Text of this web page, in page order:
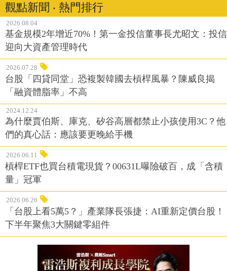
觀點新聞 ‧ 熱門排行
2026.08.04
基金規模2年增近70%！第一金投信董事長尤昭文：投信
迎向大資產管理時代
2026.07.28
台股「四貸同堂」恐複製韓國去槓桿風暴？陳威良揭
「融資體脂率」不高
2024.12.24
為什麼賈伯斯、庫克、矽谷高層都禁止小孩使用3C？他
們的真心話：應該要更晚給手機
2026.06.11
槓桿ETF也買台積電現貨？00631L曝險破百，成「含積
量」冠軍
2026.06.26
「台股上看5萬5？」產業隊長張捷：AI重新定價台股！
下半年聚焦3大關鍵零組件